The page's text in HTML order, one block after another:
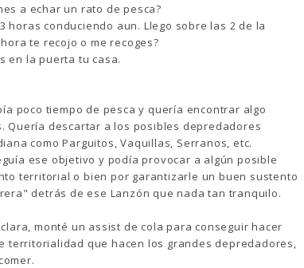
a echar un rato de pesca?
horas conduciendo aun. Llego sobre las 2 de la
te recojo o me recoges?
en la puerta tu casa.
poco tiempo de pesca y quería encontrar algo
descartar a los posibles depredadores
como Parguitos, Vaquillas, Serranos, etc.
ese objetivo y podía provocar a algún posible
territorial o bien por garantizarle un buen sustento
detrás de ese Lanzón que nada tan tranquilo.
monté un assist de cola para conseguir hacer
territorialidad que hacen los grandes depredadores,